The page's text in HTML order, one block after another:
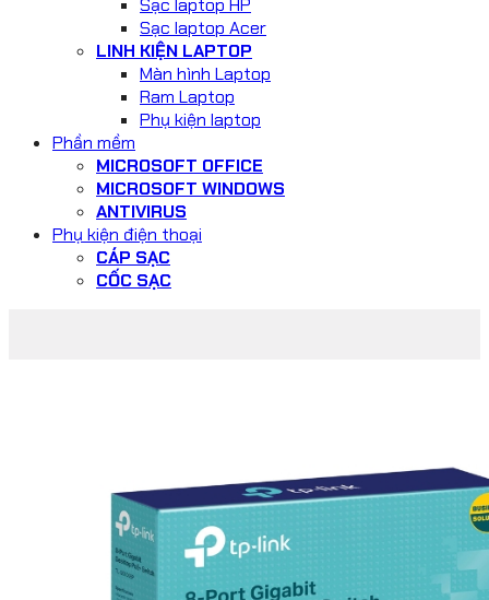
Sạc laptop HP
Sạc laptop Acer
LINH KIỆN LAPTOP
Màn hình Laptop
Ram Laptop
Phụ kiện laptop
Phần mềm
MICROSOFT OFFICE
MICROSOFT WINDOWS
ANTIVIRUS
Phụ kiện điện thoại
CÁP SẠC
CỐC SẠC